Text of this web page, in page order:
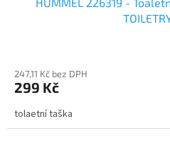
247,11 Kč bez DPH
299 Kč
tolaetní taška